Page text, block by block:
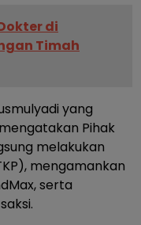
di
Timah
yang
Pihak
melakukan
mengamankan
serta